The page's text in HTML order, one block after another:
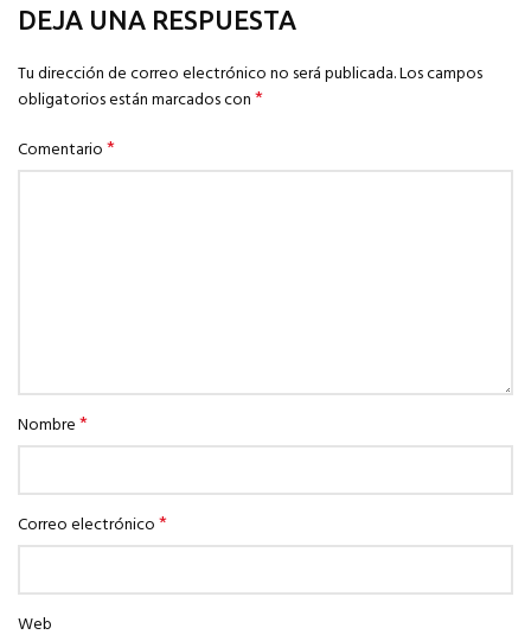
DEJA UNA RESPUESTA
Tu dirección de correo electrónico no será publicada.Los campos
obligatorios están marcados con*
Comentario*
Nombre*
Correo electrónico*
Web